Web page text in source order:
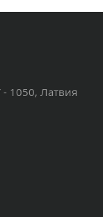
1050, Латвия